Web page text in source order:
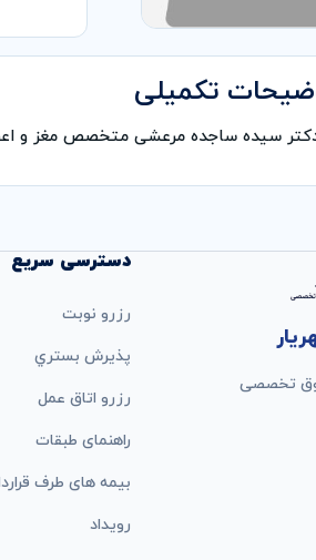
تکمیلی
دكتر سیده ساجده مرعشی متخصص مغز و
تخصصی
دسترسی سریع
رزرو نوبت
پذيرش بستري
رزرو اتاق عمل
راهنمای طبقات
بيمه های طرف
رویداد